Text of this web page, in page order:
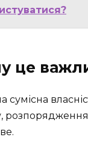
це
сумісна